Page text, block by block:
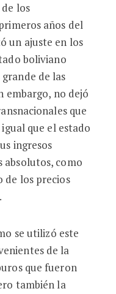
los
años del
un ajuste en los
boliviano
de las
embargo, no dejó
que
que el estado
ingresos
absolutos, como
de los precios
se utilizó este
de la
que fueron
también la